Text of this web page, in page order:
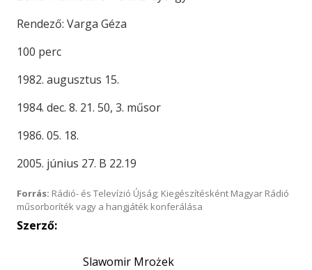
Rendező: Varga Géza
100 perc
1982. augusztus 15.
1984. dec. 8. 21. 50, 3. műsor
1986. 05. 18.
2005. június 27. B 22.19
Forrás: Rádió- és Televízió Újság; Kiegészítésként Magyar Rádió
műsorboríték vagy a hangjáték konferálása
Szerző:
Slawomir Mrożek